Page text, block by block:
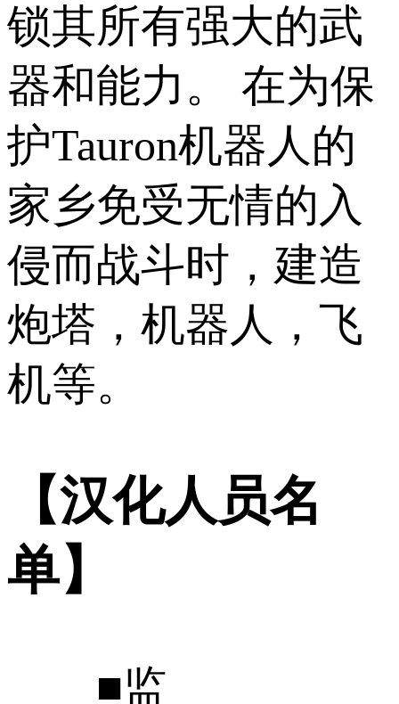
锁其所有强大的武
器和能力。 在为保
护Tauron机器人的
家乡免受无情的入
侵而战斗时，建造
炮塔，机器人，飞
机等。
【汉化人员名
单】
■监